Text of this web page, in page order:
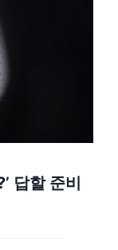
답할 준비